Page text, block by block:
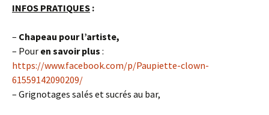
INFOS PRATIQUES :
– Chapeau pour l’artiste,
– Pour en savoir plus :
https://www.facebook.com/p/Paupiette-clown-
61559142090209/
– Grignotages salés et sucrés au bar,